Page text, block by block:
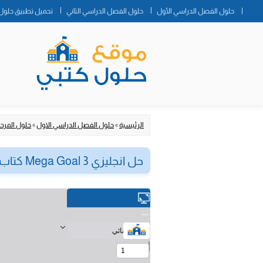
حلول الفصل الدراسي الأول حلول الفصل الدراسي الثاني تحميل تطبيق
الرئيسية»حلول الفصل الدراسي الاول»حلول
حل انجليزي Mega Goal 3 كتاب الطالب ثالث ثانوي الفصل الأول